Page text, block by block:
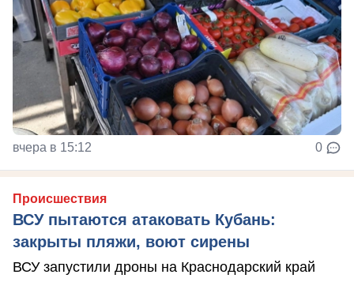
вчера в 15:12 0
Происшествия
ВСУ пытаются атаковать Кубань:
закрыты пляжи, воют сирены
ВСУ запустили дроны на Краснодарский край